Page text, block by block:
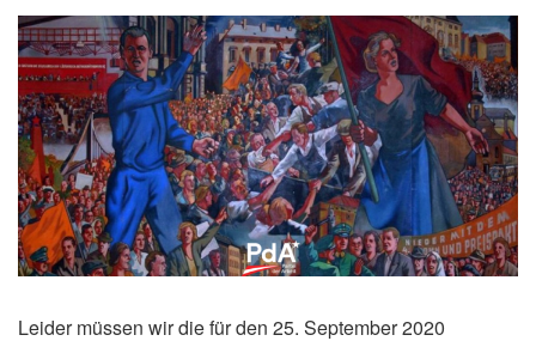
Leider müssen wir die für den 25. September 2020